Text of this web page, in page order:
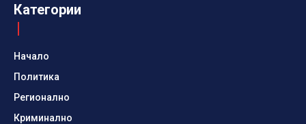
Категории
Начало
Политика
Регионално
Криминално